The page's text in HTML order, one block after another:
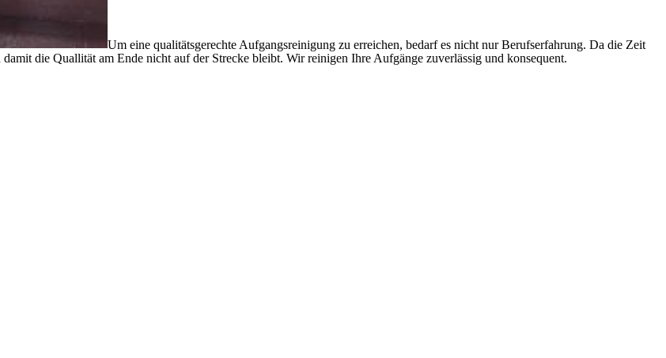
Um eine qualitätsgerechte Aufgangsreinigung zu erreichen, bedarf es nicht nur Berufserfahrung. Da die Zeit
die Quallität am Ende nicht auf der Strecke bleibt. Wir reinigen Ihre Aufgänge zuverlässig und konsequent.